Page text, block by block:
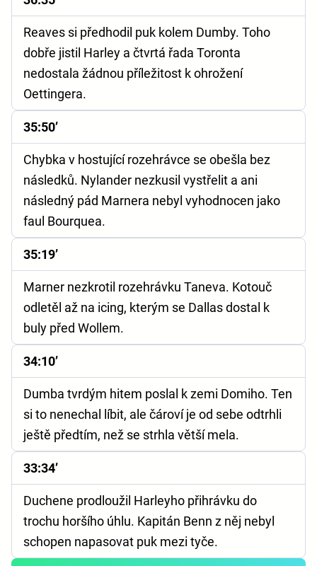
Reaves si předhodil puk kolem Dumby. Toho
dobře jistil Harley a čtvrtá řada Toronta
nedostala žádnou příležitost k ohrožení
Oettingera.
35:50’
Chybka v hostující rozehrávce se obešla bez
následků. Nylander nezkusil vystřelit a ani
následný pád Marnera nebyl vyhodnocen jako
faul Bourquea.
35:19’
Marner nezkrotil rozehrávku Taneva. Kotouč
odletěl až na icing, kterým se Dallas dostal k
buly před Wollem.
34:10’
Dumba tvrdým hitem poslal k zemi Domiho. Ten
si to nenechal líbit, ale čároví je od sebe odtrhli
ještě předtím, než se strhla větší mela.
33:34’
Duchene prodloužil Harleyho přihrávku do
trochu horšího úhlu. Kapitán Benn z něj nebyl
schopen napasovat puk mezi tyče.